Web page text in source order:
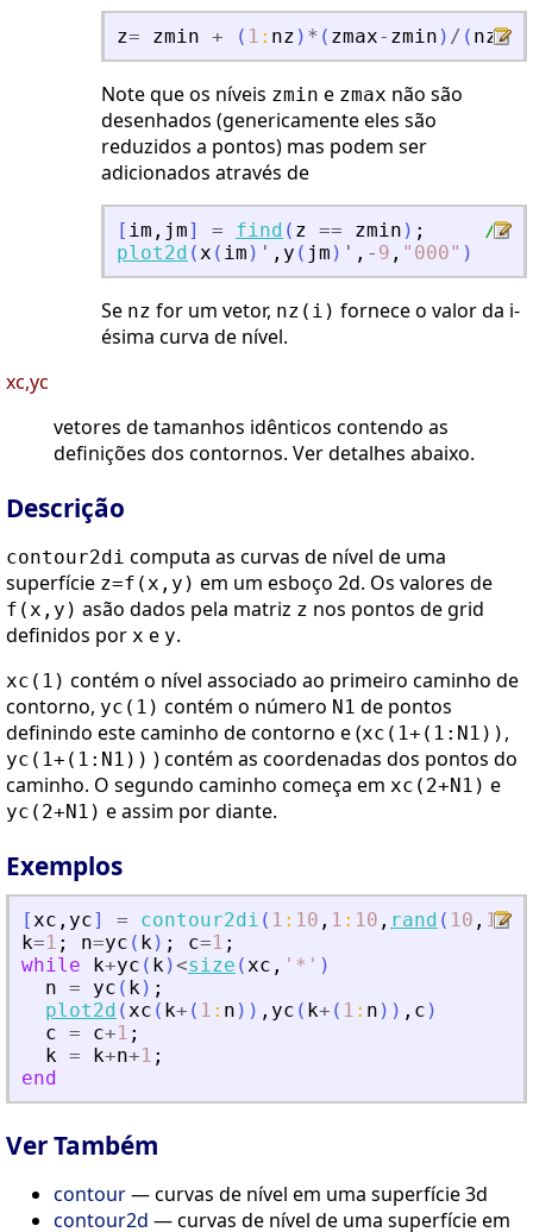
z= zmin + ( 1 : nz ) * ( zmax- zmin ) / ( nz+1
Note que os níveis zmin e zmax não são
desenhados (genericamente eles são
reduzidos a pontos) mas podem ser
adicionados através de
[ im , jm] = find ( z == zmin ) ;
//
plot2d (x ( im ) ' , y ( jm ) ' , - 9 , " 000" )
Se nz for um vetor, nz(i) fornece o valor da i-
ésima curva de nível.
xc,yc
vetores de tamanhos idênticos contendo as
definições dos contornos. Ver detalhes abaixo.
Descrição
contour2di computa as curvas de nível de uma
superfície z=f(x,y) em um esboço 2d. Os valores de
f(x,y) asão dados pela matriz z nos pontos de grid
definidos por x e y.
xc(1) contém o nível associado ao primeiro caminho de
contorno, yc(1) contém o número N1 de pontos
definindo este caminho de contorno e (xc(1+(1:N1)) ,
yc(1+(1:N1)) ) contém as coordenadas dos pontos do
caminho. O segundo caminho começa em xc(2+N1) e
yc(2+N1) e assim por diante.
Exemplos
[xc , yc] = contour2di ( 1 : 10 , 1 : 10 , rand ( 10 , 10)
k=1 ; n=yc ( k) ; c=1 ;
while
k+yc ( k)<size (xc , ' * ' )
n = yc ( k) ;
plot2d (xc ( k+ ( 1 : n ) ) , yc ( k+ ( 1 : n ) ) , c )
c = c+1 ;
k = k+n+1 ;
end
Ver Também
contour— curvas de nível em uma superfície 3d
contour2d — curvas de nível de uma superfície em